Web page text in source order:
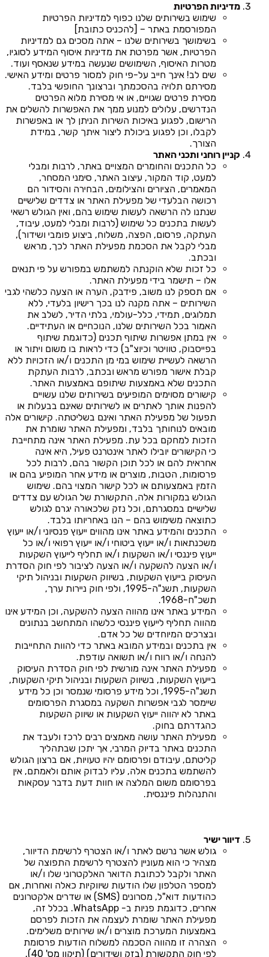
מדיניות הפרטיות
שימוש בשירותים שלנו כפוף למדיניות הפרטיות
המפורסמת באתר – [להכניס כתובת]
בשימושך בשירותים שלנו – אתה מסכים גם למדיניות
הפרטיות, אשר מפרטת את מדיניות איסוף המידע לסוגיו,
מטרות האיסוף, השימושים שנעשה במידע שנאסף ועוד.
שים לב! אינך חייב על-פי חוק למסור פרטים ומידע האישי.
מסירתם תלויה בהסכמתך וברצונך החופשי בלבד.
מסירת פרטים שגויים, או אי מסירת מלוא הפרטים
הנדרשים, עלולים למנוע ממך את האפשרות להשלים את
הרישום, לפגוע באיכות השירות הניתן לך או באפשרות
לקבלו, וכן לפגוע ביכולת ליצור איתך קשר, במידת
הצורך.
קניין רוחני ותכני האתר
כל התכנים והחומרים המצויים באתר, לרבות ומבלי
למעט, קוד המקור, עיצוב האתר, סימני המסחר,
המאמרים, הציורים והצילומים, הבחירה והסידור הם
רכושה הבלעדי של מפעילת האתר או צדדים שלישיים
שנתנו לה הרשאה לעשות שימוש בהם, ואין הגולש רשאי
לעשות בתכנים כל שימוש (לרבות ומבלי למעט, עיבוד,
העתקה, פרסום, הפצה, משלוח, ביצוע פומבי ושידור),
מבלי לקבל את הסכמת מפעילת האתר לכך, מראש
ובכתב.
כל זכות שלא הוקנתה למשתמש במפורש על פי תנאים
אלו – תישמר בידי מפעילת האתר.
אם תספק לנו משוב, פידבק, הערה או הצעה כלשהי לגבי
השירותים – אתה מקנה לנו בכך רישיון בלעדי, ללא
תמלוגים, תמידי, כלל-עולמי, בלתי הדיר, לשלב את
האמור בכל השירותים שלנו, הנוכחיים או העתידיים.
אין במתן אפשרות שיתוף תכנים (כדוגמת שיתוף
בפייסבוק, טוויטר וכיוצ"ב) כדי לראות בו משום ויתור או
הרשאה לעשיית שימוש במי מן התכנים ו/או הזכויות ללא
קבלת אישור מפורש מראש ובכתב, לרבות העתקת
התכנים שלא באמצעות שיתופם באמצעות האתר.
קישורים מסוימים המופיעים בשירותים שלנו עשויים
להפנות אותך לאתרים או לשירותים שאינם בבעלות או
תפעול של מפעילת האתר ואינם בשליטתה. קישורים אלה
מובאים לנוחותך בלבד, ומפעילת האתר שומרת את
הזכות למחקם בכל עת. מפעילת האתר אינה מתחייבת
כי הקישורים יובילו לאתר אינטרנט פעיל, היא אינה
אחראית להם או לכל תוכן הקשור בהם, לרבות לכל
פרסומות, הטבות, מוצרים או מידע אחר המופיע בהם או
הזמין באמצעותם או לכל קישור המצוי בהם. שימוש
הגולש במקורות אלה, התקשורת של הגולש עם צדדים
שלישיים במסגרתם, וכל נזק שלכאורה יגרם לגולש
כתוצאה משימוש בהם – הנו באחריותו בלבד.
התכנים והמידע באתר אינו מהווים ייעוץ פנסיוני ו/או ייעוץ
משכנתאות ו/או ייעוץ ביטוחי ו/או ייעוץ רפואי ו/או כל
ייעוץ פיננסי ו/או השקעות ו/או תחליף לייעוץ השקעות
ו/או הצעה להשקעה ו/או הצעה לציבור לפי חוק הסדרת
העיסוק בייעוץ השקעות, בשיווק השקעות ובניהול תיקי
השקעות, תשנ"ה-1995, ולפי חוק ניירות ערך,
תשכ"ח-1968.
המידע באתר אינו מהווה הצעה להשקעה, וכן המידע אינו
מהווה תחליף לייעוץ פיננסי כלשהו המתחשב בנתונים
ובצרכים המיוחדים של כל אדם.
אין בתכנים ובמידע המובא באתר כדי להוות התחייבות
להנחה ו/או רווח ו/או תשואה עודפת.
מפעילת האתר אינה מורשית לפי חוק הסדרת העיסוק
בייעוץ השקעות, בשיווק השקעות ובניהול תיקי השקעות,
תשנ"ה-1995, וכל מידע פרסומי שנמסר וכן כל מידע
שיימסר לגבי אפשרות השקעה במסגרת הפרסומים
באתר לא יהווה ייעוץ השקעות או שיווק השקעות
כהגדרתם בחוק.
מפעילת האתר עושה מאמצים רבים לרכז ולעבד את
התכנים באתר בדיוק המרבי, אך יתכן שבתהליך
קליטתם, עיבודם ופרסומם יהיו טעויות, אם ברצון הגולש
להשתמש בתכנים אלה, עליו לבדוק אותם ולאמתם, אין
בפרסומם משום המלצה או חוות דעת בדבר עסקאות
והתנהלות פיננסית.
דיוור ישיר
גולש אשר נרשם לאתר ו/או הצטרף לרשימת הדיוור,
מצהיר כי הוא מעוניין להצטרף לרשימת התפוצה של
האתר ולקבל לכתובת הדואר האלקטרוני שלו ו/או
למספר הטלפון שלו הודעות שיווקיות כאלה ואחרות, אם
כהודעות דוא"ל, מסרונים (SMS) או שדרים אלקטרונים
אחרים, כדוגמת פניות ב- WhatsApp. בכלל זה,
מפעילת האתר שומרת לעצמה את הזכות לפרסם
באמצעות המערכת מוצרים ו/או שירותים משלימים.
הצהרה זו מהווה הסכמה למשלוח הודעות פרסומת
לפי
חוק התקשורת (בזק ושידורים) (תיקון מס' 40),